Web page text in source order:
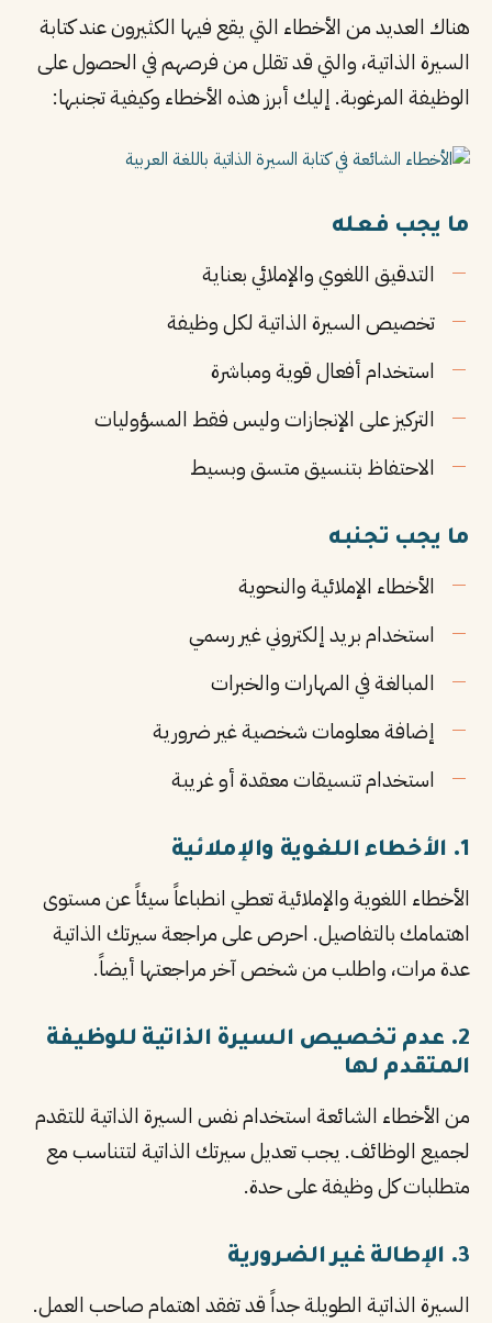
هناك العديد من الأخطاء التي يقع فيها الكثيرون عند كتابة
السيرة الذاتية، والتي قد تقلل من فرصهم في الحصول على
الوظيفة المرغوبة. إليك أبرز هذه الأخطاء وكيفية تجنبها:
ما يجب فعله
التدقيق اللغوي والإملائي بعناية
تخصيص السيرة الذاتية لكل وظيفة
استخدام أفعال قوية ومباشرة
التركيز على الإنجازات وليس فقط المسؤوليات
الاحتفاظ بتنسيق متسق وبسيط
ما يجب تجنبه
الأخطاء الإملائية والنحوية
استخدام بريد إلكتروني غير رسمي
المبالغة في المهارات والخبرات
إضافة معلومات شخصية غير ضرورية
استخدام تنسيقات معقدة أو غريبة
1. الأخطاء اللغوية والإملائية
الأخطاء اللغوية والإملائية تعطي انطباعاً سيئاً عن مستوى
اهتمامك بالتفاصيل. احرص على مراجعة سيرتك الذاتية
عدة مرات، واطلب من شخص آخر مراجعتها أيضاً.
2. عدم تخصيص السيرة الذاتية للوظيفة
المتقدم لها
من الأخطاء الشائعة استخدام نفس السيرة الذاتية للتقدم
لجميع الوظائف. يجب تعديل سيرتك الذاتية لتتناسب مع
متطلبات كل وظيفة على حدة.
3. الإطالة غير الضرورية
السيرة الذاتية الطويلة جداً قد تفقد اهتمام صاحب العمل.